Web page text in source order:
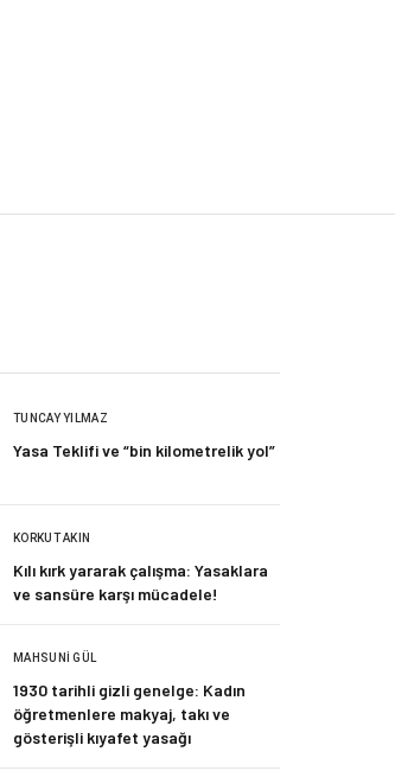
TUNCAY YILMAZ
Yasa Teklifi ve “bin kilometrelik yol”
KORKUT AKIN
Kılı kırk yararak çalışma: Yasaklara
ve sansüre karşı mücadele!
MAHSUNI GÜL
1930 tarihli gizli genelge: Kadın
öğretmenlere makyaj, takı ve
gösterişli kıyafet yasağı